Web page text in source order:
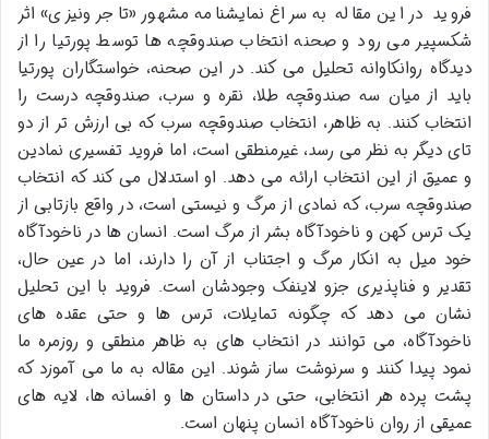
فروید در این مقاله به سراغ نمایشنامه مشهور «تاجر ونیزی» اثر
شکسپیر می رود و صحنه انتخاب صندوقچه ها توسط پورتیا را از
دیدگاه روانکاوانه تحلیل می کند. در این صحنه، خواستگاران پورتیا
باید از میان سه صندوقچه طلا، نقره و سرب، صندوقچه درست را
انتخاب کنند. به ظاهر، انتخاب صندوقچه سرب که بی ارزش تر از دو
تای دیگر به نظر می رسد، غیرمنطقی است، اما فروید تفسیری نمادین
و عمیق از این انتخاب ارائه می دهد. او استدلال می کند که انتخاب
صندوقچه سرب، که نمادی از مرگ و نیستی است، در واقع بازتابی از
یک ترس کهن و ناخودآگاه بشر از مرگ است. انسان ها در ناخودآگاه
خود میل به انکار مرگ و اجتناب از آن را دارند، اما در عین حال،
تقدیر و فناپذیری جزو لاینفک وجودشان است. فروید با این تحلیل
نشان می دهد که چگونه تمایلات، ترس ها و حتی عقده های
ناخودآگاه، می توانند در انتخاب های به ظاهر منطقی و روزمره ما
نمود پیدا کنند و سرنوشت ساز شوند. این مقاله به ما می آموزد که
پشت پرده هر انتخابی، حتی در داستان ها و افسانه ها، لایه های
عمیقی از روان ناخودآگاه انسان پنهان است.